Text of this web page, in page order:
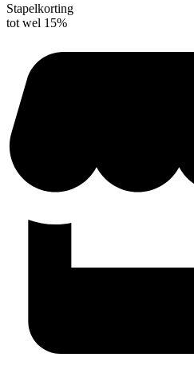
Stapelkorting
tot wel 15%